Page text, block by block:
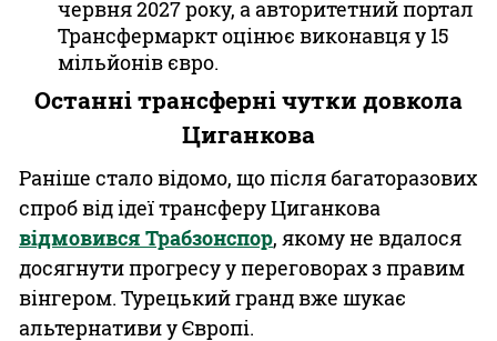
червня 2027 року, а авторитетний портал
Трансфермаркт оцінює виконавця у 15
мільйонів євро.
Останні трансферні чутки довкола
Циганкова
Раніше стало відомо, що після багаторазових
спроб від ідеї трансферу Циганкова
відмовився Трабзонспор, якому не вдалося
досягнути прогресу у переговорах з правим
вінгером. Турецький гранд вже шукає
альтернативи у Європі.